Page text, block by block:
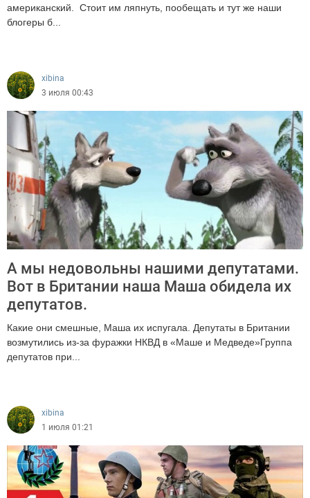
американский. Стоит им ляпнуть, пообещать и тут же наши
блогеры б...
xibina
3 июля 00:43
А мы недовольны нашими депутатами.
Вот в Британии наша Маша обидела их
депутатов.
Какие они смешные, Маша их испугала. Депутаты в Британии
возмутились из-за фуражки НКВД в «Маше и Медведе»Группа
депутатов при...
xibina
1 июля 01:21